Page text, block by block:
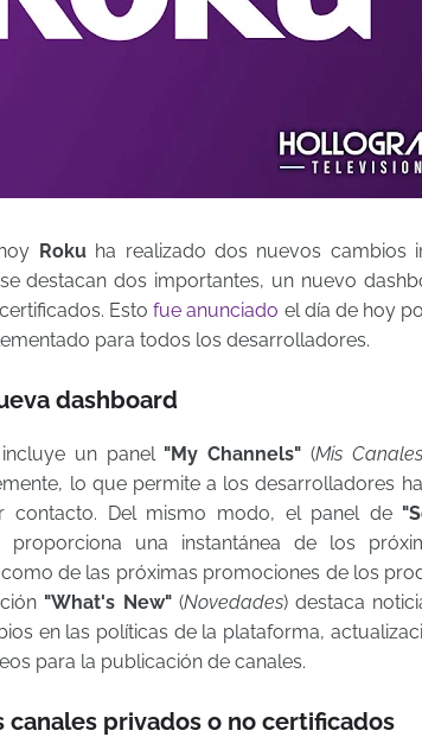
Rokuha realizado dos nuevos cambios
destacan dos importantes, un nuevo
Estofue anunciado el día de hoy
para todos los desarrolladores.
dashboard
un panel "My Channels"(Mis
lo que permite a los desarrolladores
contacto. Del mismo modo, el panel de
proporciona una instantánea de los
de las próximas promociones de los
"What's New"(Novedades) destaca
en las políticas de la plataforma,
para la publicación de canales.
canales privados o no certificados